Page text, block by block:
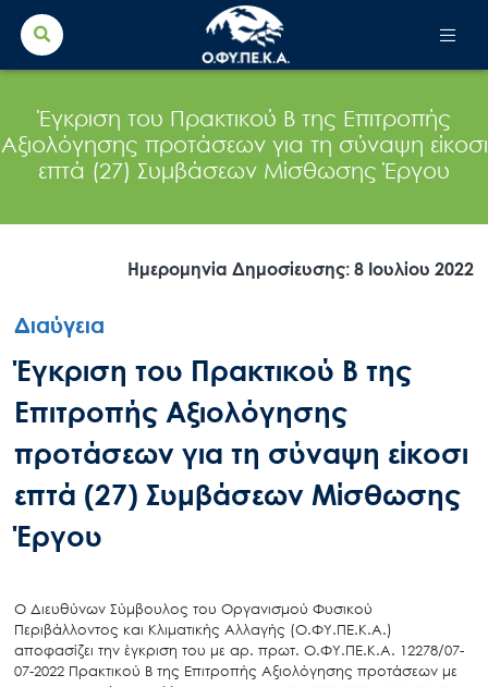
Search
for:
Έγκριση του Πρακτικού Β της Επιτροπής
Αξιολόγησης προτάσεων για τη σύναψη είκοσι
επτά (27) Συμβάσεων Μίσθωσης Έργου
Ημερομηνία Δημοσίευσης: 8 Ιουλίου 2022
Διαύγεια
Έγκριση του Πρακτικού Β της
Επιτροπής Αξιολόγησης
προτάσεων για τη σύναψη είκοσι
επτά (27) Συμβάσεων Μίσθωσης
Έργου
Ο Διευθύνων Σύμβουλος του Οργανισμού Φυσικού
Περιβάλλοντος και Κλιματικής Αλλαγής (Ο.ΦΥ.ΠΕ.Κ.Α.)
αποφασίζει την έγκριση του με αρ. πρωτ. Ο.ΦΥ.ΠΕ.Κ.Α. 12278/07-
07-2022 Πρακτικού Β της Επιτροπής Αξιολόγησης προτάσεων με